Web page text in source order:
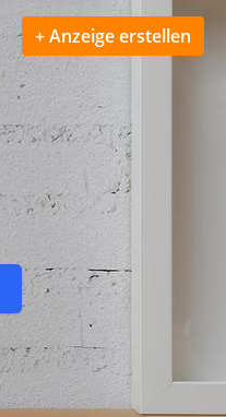
+ Anzeige erstellen